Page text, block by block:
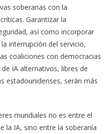
soberanas con la
Garantizar la
así como incorporar
interrupción del servicio,
coaliciones con democracias
IA alternativos, libres de
estadounidenses, serán más
mundiales no es entre el
la IA, sino entre la soberanía